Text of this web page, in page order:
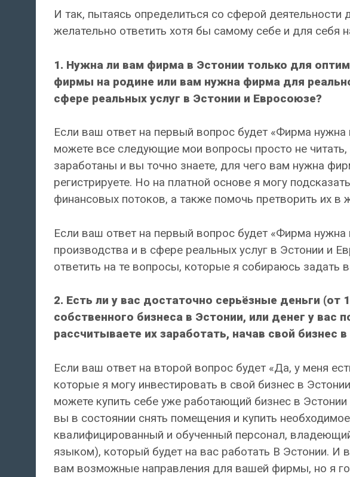
И так, пытаясь определиться со сферой
желательно ответить хотя бы самому себе и для себя
1. Нужна ли вам фирма в Эстонии только для
фирмы на родине или вам нужна фирма для
сфере реальных услуг в Эстонии и Евросоюзе?
Если ваш ответ на первый вопрос будет «Фирма
можете все следующие мои вопросы просто не читать,
заработаны и вы точно знаете, для чего вам нужна
регистрируете. Но на платной основе я могу
финансовых потоков, а также помочь претворить их в
Если ваш ответ на первый вопрос будет «Фирма
производства и в сфере реальных услуг в Эстонии и
ответить на те вопросы, которые я собираюсь задать
2. Есть ли у вас достаточно серьёзные деньги
собственного бизнеса в Эстонии, или денег у вас
рассчитываете их заработать, начав свой бизнес
Если ваш ответ на второй вопрос будет «Да, у меня
которые я могу инвестировать в свой бизнес в
можете купить себе уже работающий бизнес в Эстонии
вы в состоянии снять помещения и купить
квалифицированный и обученный персонал,
языком), который будет на вас работать В Эстонии. И
вам возможные направления для вашей фирмы, но я